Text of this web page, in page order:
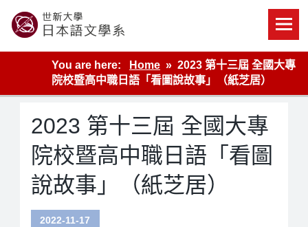
content
世新大學教學單位的網站
You are here:
Home
2023 第十三屆 全國大專
院校暨高中職日語「看圖說故事」（紙芝居）
2023 第十三屆 全國大專
院校暨高中職日語「看圖
說故事」（紙芝居）
2022-11-17